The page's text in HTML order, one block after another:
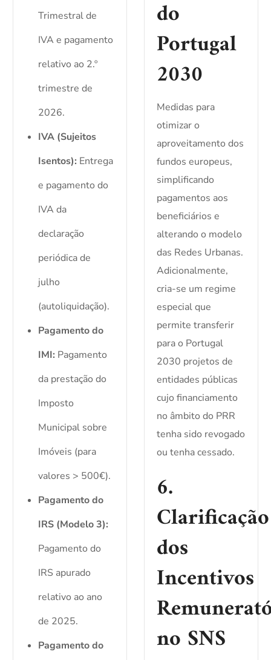
Trimestral de
IVA e pagamento
relativo ao 2.º
trimestre de
2026.
IVA (Sujeitos
Isentos): Entrega
e pagamento do
IVA da
declaração
periódica de
julho
(autoliquidação).
Pagamento do
IMI: Pagamento
da prestação do
Imposto
Municipal sobre
Imóveis (para
valores > 500€).
Pagamento do
IRS (Modelo 3):
Pagamento do
IRS apurado
relativo ao ano
de 2025.
Pagamento do
do
Portugal
2030
Medidas para
otimizar o
aproveitamento dos
fundos europeus,
simplificando
pagamentos aos
beneficiários e
alterando o modelo
das Redes Urbanas.
Adicionalmente,
cria-se um regime
especial que
permite transferir
para o Portugal
2030 projetos de
entidades públicas
cujo financiamento
no âmbito do PRR
tenha sido revogado
ou tenha cessado.
6.
Clarificação
dos
Incentivos
no SNS